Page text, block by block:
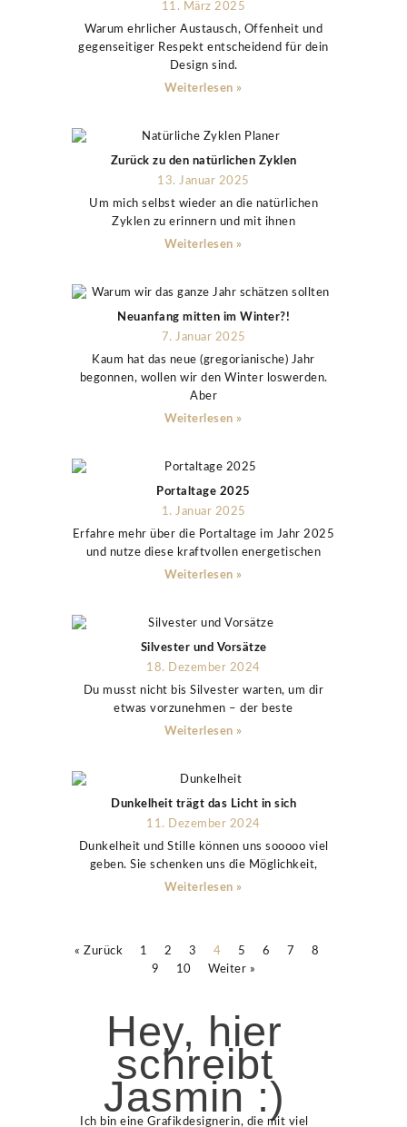
Hey, hier
schreibt
Jasmin :)
Ich bin eine Grafikdesignerin, die mit viel
11. März 2025
Warum ehrlicher Austausch, Offenheit und
gegenseitiger Respekt entscheidend für dein
Design sind.
Weiterlesen »
Zurück zu den natürlichen Zyklen
13. Januar 2025
Um mich selbst wieder an die natürlichen
Zyklen zu erinnern und mit ihnen
Weiterlesen »
Neuanfang mitten im Winter?!
7. Januar 2025
Kaum hat das neue (gregorianische) Jahr
begonnen, wollen wir den Winter loswerden.
Aber
Weiterlesen »
Portaltage 2025
1. Januar 2025
Erfahre mehr über die Portaltage im Jahr 2025
und nutze diese kraftvollen energetischen
Weiterlesen »
Silvester und Vorsätze
18. Dezember 2024
Du musst nicht bis Silvester warten, um dir
etwas vorzunehmen – der beste
Weiterlesen »
Dunkelheit trägt das Licht in sich
11. Dezember 2024
Dunkelheit und Stille können uns sooooo viel
geben. Sie schenken uns die Möglichkeit,
Weiterlesen »
« Zurück 1 2 3 4 5 6 7
8
9
10 Weiter »